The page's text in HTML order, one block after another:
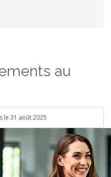
au
le 31 août 2025